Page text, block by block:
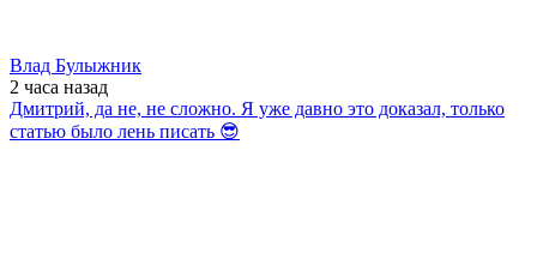
Влад Булыжник
2 часа назад
Дмитрий, да не, не сложно. Я уже давно это доказал, только
статью было лень писать 😎